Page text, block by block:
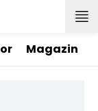
Magazin